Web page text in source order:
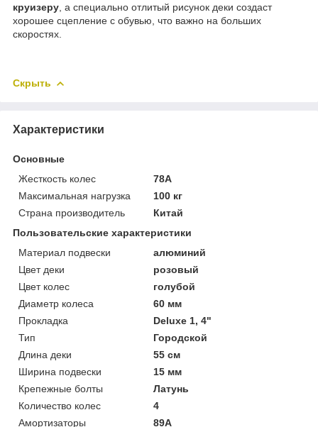
круизеру , а специально отлитый рисунок деки создаст
хорошее сцепление с обувью, что важно на больших
скоростях.
Скрыть
Характеристики
Основные
Жесткость колес
78А
Максимальная нагрузка
100 кг
Страна производитель
Китай
Пользовательские характеристики
Материал подвески
алюминий
Цвет деки
розовый
Цвет колес
голубой
Диаметр колеса
60 мм
Прокладка
Deluxe 1, 4"
Тип
Городской
Длина деки
55 см
Ширина подвески
15 мм
Крепежные болты
Латунь
Количество колес
4
Амортизаторы
89А